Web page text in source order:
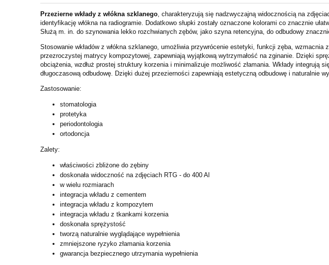
Przezierne wkłady z włókna szklanego, charakteryzują się nadzwyczajną widocznością na
identyfikację włókna na radiogramie. Dodatkowo słupki zostały oznaczone kolorami co znacznie
Służą m. in. do szynowania lekko rozchwianych zębów, jako szyna retencyjna, do odbudowy
Stosowanie wkładów z włókna szklanego, umożliwia przywrócenie estetyki, funkcji zęba, wzmacnia
przezroczystej matrycy kompozytowej, zapewniają wyjątkową wytrzymałość na zginanie. Dzięki
obciążenia, wzdłuż prostej struktury korzenia i minimalizuje możliwość złamania. Wkłady integrują
długoczasową odbudowę. Dzięki dużej przezierności zapewniają estetyczną odbudowę i naturalnie
Zastosowanie:
stomatologia
protetyka
periodontologia
ortodoncja
Zalety:
właściwości zbliżone do zębiny
doskonała widoczność na zdjęciach RTG - do 400 Al
w wielu rozmiarach
integracja wkładu z cementem
integracja wkładu z kompozytem
integracja wkładu z tkankami korzenia
doskonała sprężystość
tworzą naturalnie wyglądające wypełnienia
zmniejszone ryzyko złamania korzenia
gwarancja bezpiecznego utrzymania wypełnienia